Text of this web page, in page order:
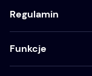
Regulamin
Funkcje